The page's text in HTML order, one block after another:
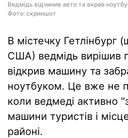
Ведмідь відчинив авто та вкрав
Фото: скриншот
В містечку Гетлінбург
США) ведмідь вирішив
відкрив машину та
ноутбуком. Це вже не
коли ведмеді активно
машини туристів і
районі.